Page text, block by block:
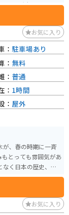
り餅や大福、あられ
、村の特産品を活
す。明治39年に日露
、春には見事な桜並
じながら休憩でき
お気に入り
が、春の時期に一斉
とっても雰囲気があ
なく日本の歴史、自
： 駐車場あり
： 無料
： 普通
： 1時間
： 屋外
お気に入り